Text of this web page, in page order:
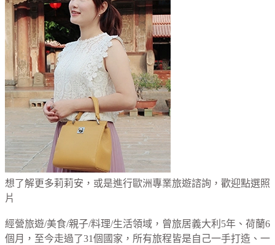
想了解更多莉莉安，或是進行歐洲專業旅遊諮詢，歡迎點選照
片
經營旅遊/美食/親子/料理/生活領域，曾旅居義大利5年、荷蘭6
個月，至今走過了31個國家，所有旅程皆是自己一手打造、一